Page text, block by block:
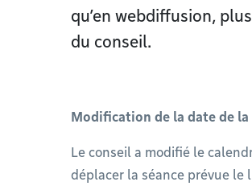
qu’en webdiffusion,
du conseil.
Modification de la date de la
Le conseil a modifié le
déplacer la séance prévue le